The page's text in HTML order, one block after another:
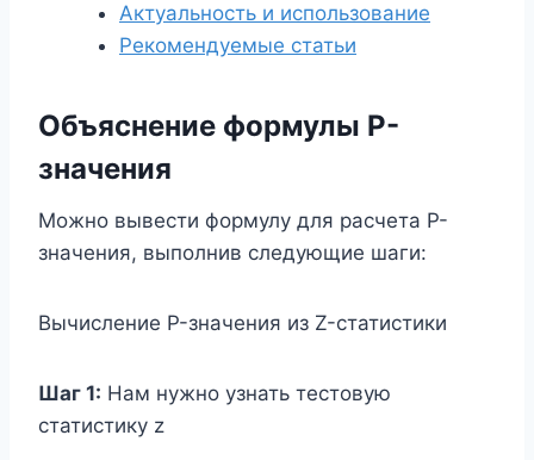
Актуальность и использование
Рекомендуемые статьи
Объяснение формулы P-
значения
Можно вывести формулу для расчета P-
значения, выполнив следующие шаги:
Вычисление P-значения из Z-статистики
Шаг 1: Нам нужно узнать тестовую
статистику z